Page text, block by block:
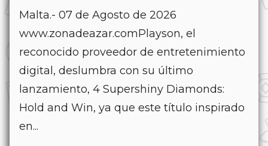
Malta.- 07 de Agosto de 2026
www.zonadeazar.comPlayson, el
reconocido proveedor de entretenimiento
digital, deslumbra con su último
lanzamiento, 4 Supershiny Diamonds:
Hold and Win, ya que este título inspirado
en...